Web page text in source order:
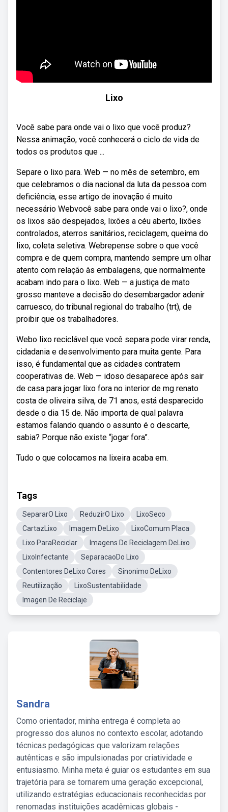
Lixo
Você sabe para onde vai o lixo que você produz?
Nessa animação, você conhecerá o ciclo de vida de
todos os produtos que ...
Separe o lixo para. Web — no mês de setembro, em
que celebramos o dia nacional da luta da pessoa com
deficiência, esse artigo de inovação é muito
necessário Webvocê sabe para onde vai o lixo?, onde
os lixos são despejados, lixões a céu aberto, lixões
controlados, aterros sanitários, reciclagem, queima do
lixo, coleta seletiva. Webrepense sobre o que você
compra e de quem compra, mantendo sempre um olhar
atento com relação às embalagens, que normalmente
acabam indo para o lixo. Web — a justiça de mato
grosso manteve a decisão do desembargador adenir
carruesco, do tribunal regional do trabalho (trt), de
proibir que os trabalhadores.
Webo lixo reciclável que você separa pode virar renda,
cidadania e desenvolvimento para muita gente. Para
isso, é fundamental que as cidades contratem
cooperativas de. Web — idoso desaparece após sair
de casa para jogar lixo fora no interior de mg renato
costa de oliveira silva, de 71 anos, está desparecido
desde o dia 15 de. Não importa de qual palavra
estamos falando quando o assunto é o descarte,
sabia? Porque não existe “jogar fora”.
Tudo o que colocamos na lixeira acaba em.
Tags
SepararO Lixo ReduzirO Lixo
LixoSeco
CartazLixo
Imagem DeLixo
LixoComum Placa
Lixo ParaReciclar
Imagens De Reciclagem DeLixo
LixoInfectante
SeparacaoDo Lixo
Contentores DeLixo Cores
Sinonimo DeLixo
Reutilização
LixoSustentabilidade
Imagen De Reciclaje
Sandra
Como orientador, minha entrega é completa ao
progresso dos alunos no contexto escolar, adotando
técnicas pedagógicas que valorizam relações
autênticas e são impulsionadas por criatividade e
entusiasmo. Minha meta é guiar os estudantes em sua
trajetória para se tornarem uma geração excepcional,
utilizando estratégias educacionais reconhecidas por
renomadas instituições acadêmicas globais -